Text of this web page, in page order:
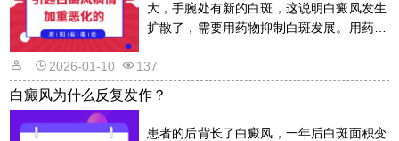
大，手腕处有新的白斑，这说明白癜风发生
扩散了，需要用药物抑制白斑发展。用药物
其反。详情请看文章介绍内容。
2026-01-10 137
白癜风为什么反复发作？
患者的后背长了白癜风，一年后白斑面积变